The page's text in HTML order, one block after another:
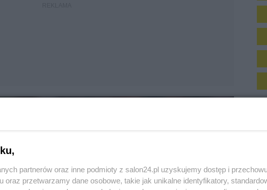
partnerów oraz inne podmioty z salon24.pl uzyskujemy dostęp i
oraz przetwarzamy dane osobowe, takie jak unikalne identyfikatory,